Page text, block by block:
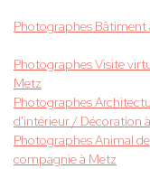
Photographes Bâtiment
Photographes Visite
Metz
Photographes
d'intérieur / Décoration
Photographes Animal de
compagnie à Metz